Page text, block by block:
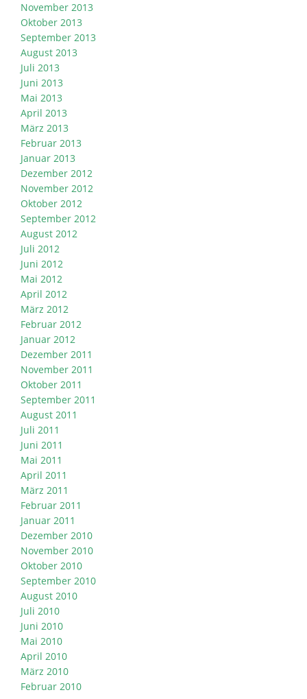
November 2013
Oktober 2013
September 2013
August 2013
Juli 2013
Juni 2013
Mai 2013
April 2013
März 2013
Februar 2013
Januar 2013
Dezember 2012
November 2012
Oktober 2012
September 2012
August 2012
Juli 2012
Juni 2012
Mai 2012
April 2012
März 2012
Februar 2012
Januar 2012
Dezember 2011
November 2011
Oktober 2011
September 2011
August 2011
Juli 2011
Juni 2011
Mai 2011
April 2011
März 2011
Februar 2011
Januar 2011
Dezember 2010
November 2010
Oktober 2010
September 2010
August 2010
Juli 2010
Juni 2010
Mai 2010
April 2010
März 2010
Februar 2010